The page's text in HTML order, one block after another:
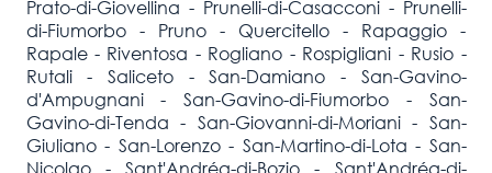
Prato-di-Giovellina - Prunelli-di-Casacconi - Prunelli-
di-Fiumorbo - Pruno - Quercitello - Rapaggio -
Rapale - Riventosa - Rogliano - Rospigliani - Rusio -
Rutali - Saliceto - San-Damiano - San-Gavino-
d'Ampugnani - San-Gavino-di-Fiumorbo - San-
Gavino-di-Tenda - San-Giovanni-di-Moriani - San-
Giuliano - San-Lorenzo - San-Martino-di-Lota - San-
Nicolao - Sant'Andréa-di-Bozio - Sant'Andréa-di-